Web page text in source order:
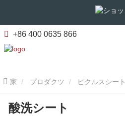
+86 400 0635 866
家 プロダクツ ピクルスシート
酸洗シート